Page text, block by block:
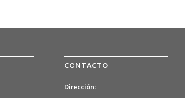
CONTACTO
Dirección: